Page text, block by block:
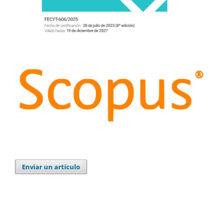
Enviar un artículo